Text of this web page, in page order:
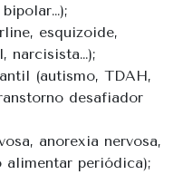
esquizoide,
narcisista…);
(autismo, TDAH,
desafiador
anorexia nervosa,
alimentar periódica);